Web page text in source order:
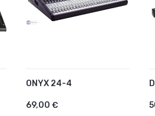
ONYX 24-4
69,00 €
AJOUTER AU PANIER